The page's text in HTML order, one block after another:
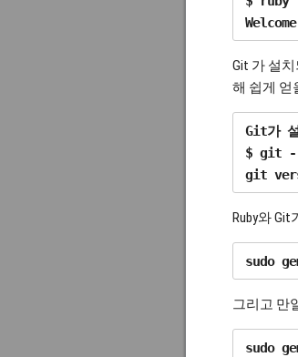
Git 가 설
해 쉽게 얻
Git가
$ git
Ruby와 Git
그리고 만